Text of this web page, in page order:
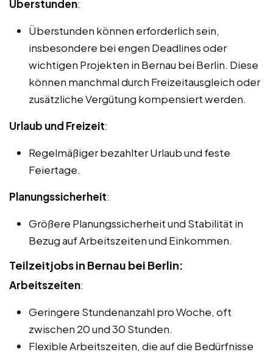
Überstunden:
Überstunden können erforderlich sein,
insbesondere bei engen Deadlines oder
wichtigen Projekten in Bernau bei Berlin. Diese
können manchmal durch Freizeitausgleich oder
zusätzliche Vergütung kompensiert werden.
Urlaub und Freizeit:
Regelmäßiger bezahlter Urlaub und feste
Feiertage.
Planungssicherheit:
Größere Planungssicherheit und Stabilität in
Bezug auf Arbeitszeiten und Einkommen.
Teilzeitjobs in Bernau bei Berlin:
Arbeitszeiten:
Geringere Stundenanzahl pro Woche, oft
zwischen 20 und 30 Stunden.
Flexible Arbeitszeiten, die auf die Bedürfnisse